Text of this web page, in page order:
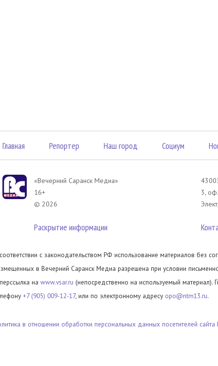
Главная Репортер Наш город Социум
«Вечерний Саранск Mедиа»
16+
© 2026
Раскрытие информации
3,
с законодательством РФ использование материалов без
в Вечерний Саранск Медиа разрешена при условии
на www.vsar.ru (непосредственно на используемый материал).
+7 (905) 009-12-17, или по электронному адресу opo@ntm13.ru.
в отношении обработки персональных данных посетителей